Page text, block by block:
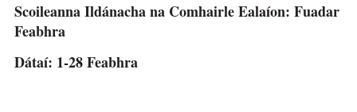
Scoileanna Ildánacha na Comhairle Ealaíon: Fuadar
Feabhra
Dátaí: 1-28 Feabhra